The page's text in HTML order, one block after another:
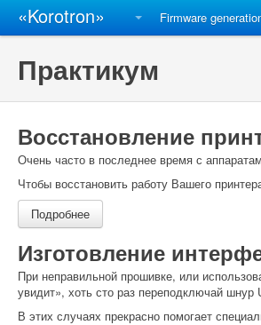
«Korotron» Firmware
Практикум
Восстановление
Очень часто в последнее время с
Чтобы восстановить работу Вашего
Подробнее
Изготовление
При неправильной прошивке, или
увидит», хоть сто раз переподключай шнур
В этих случаях прекрасно помогает